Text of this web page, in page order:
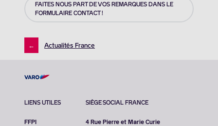
FAITES NOUS PART DE VOS REMARQUES DANS LE
FORMULAIRE CONTACT !
← Actualités France
LIENS UTILES
FFPI
SIÈGE SOCIAL FRANCE
4 Rue Pierre et Marie Curie